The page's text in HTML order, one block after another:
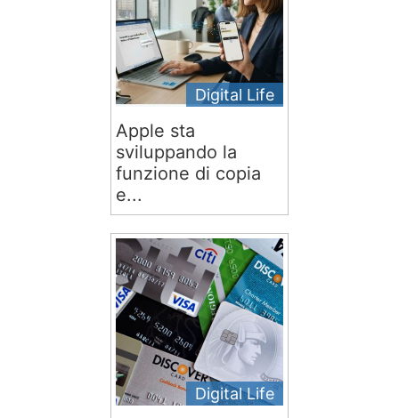
Digital Life
Apple sta
sviluppando la
funzione di copia
e...
Digital Life